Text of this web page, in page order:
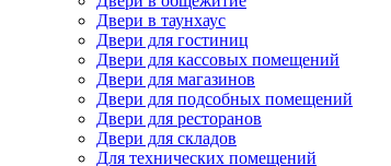
Двери в таунхаус
Двери для гостиниц
Двери для кассовых помещений
Двери для магазинов
Двери для подсобных помещений
Двери для ресторанов
Двери для складов
Для технических помещений